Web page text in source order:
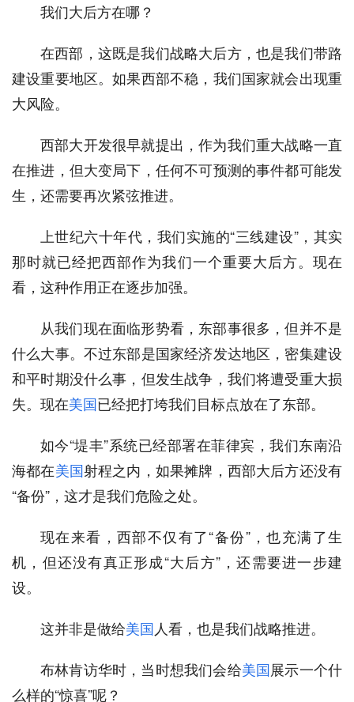
我们大后方在哪？
在西部，这既是我们战略大后方，也是我们带路
建设重要地区。如果西部不稳，我们国家就会出现重
大风险。
西部大开发很早就提出，作为我们重大战略一直
在推进，但大变局下，任何不可预测的事件都可能发
生，还需要再次紧弦推进。
上世纪六十年代，我们实施的“三线建设”，其实
那时就已经把西部作为我们一个重要大后方。现在
看，这种作用正在逐步加强。
从我们现在面临形势看，东部事很多，但并不是
什么大事。不过东部是国家经济发达地区，密集建设
和平时期没什么事，但发生战争，我们将遭受重大损
失。现在美国已经把打垮我们目标点放在了东部。
如今“堤丰”系统已经部署在菲律宾，我们东南沿
海都在美国射程之内，如果摊牌，西部大后方还没有
“备份”，这才是我们危险之处。
现在来看，西部不仅有了“备份”，也充满了生
机，但还没有真正形成“大后方”，还需要进一步建
设。
这并非是做给美国人看，也是我们战略推进。
布林肯访华时，当时想我们会给美国展示一个什
么样的“惊喜”呢？